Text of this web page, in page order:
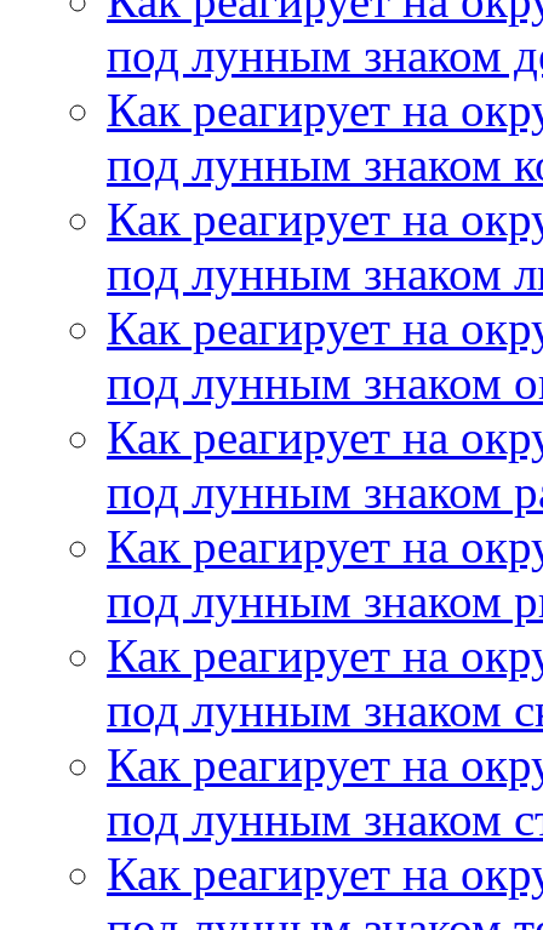
под лунным знаком
Как реагирует на
под лунным знаком
Как реагирует на
под лунным знаком
Как реагирует на
под лунным знаком
Как реагирует на
под лунным знаком
Как реагирует на
под лунным знаком
Как реагирует на
под лунным знаком
Как реагирует на
под лунным знаком
Как реагирует на